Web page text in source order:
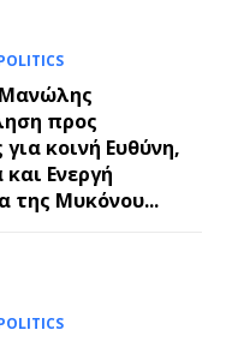
προς
κοινή Ευθύνη,
Ενεργή
της Μυκόνου...